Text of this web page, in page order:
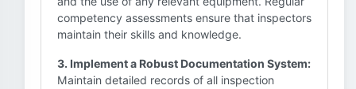
competency assessments ensure that inspectors
maintain their skills and knowledge.
3. Implement a Robust Documentation System:
Maintain detailed records of all inspection